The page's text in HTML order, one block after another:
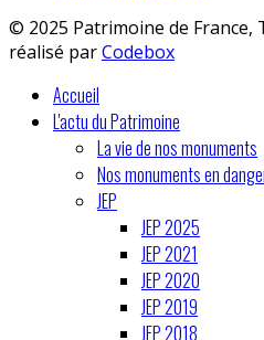
© 2025 Patrimoine de France,
réalisé parCodebox
Accueil
L'actu du Patrimoine
La vie de nos monuments
Nos monuments en
JEP
JEP 2025
JEP 2021
JEP 2020
JEP 2019
JEP 2018